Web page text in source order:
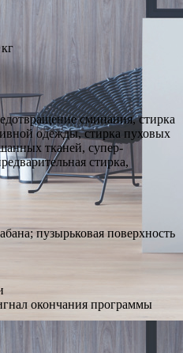
сминания, стирка
одежды, стирка пуховых
тканей, супер-
стирка,
пузырьковая поверхность
окончания программы